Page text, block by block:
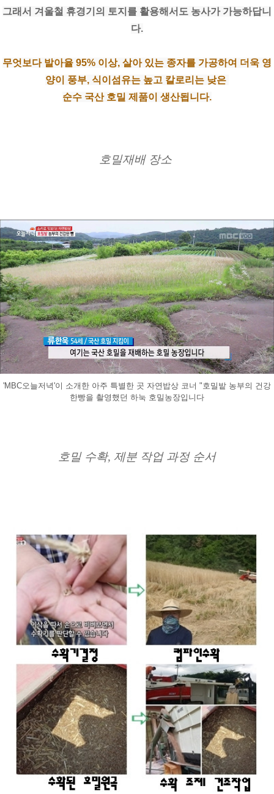
그래서 겨울철 휴경기의 토지를 활용해서도 농사가 가능하답니
다.
무엇보다 발아율 95% 이상, 살아 있는 종자를 가공하여 더욱 영
양이 풍부, 식이섬유는 높고 칼로리는 낮은
순수 국산 호밀 제품이 생산됩니다.
호밀재배 장소
'MBC오늘저녁'이 소개한 아주 특별한 곳 자연밥상 코너 "호밀밭 농부의 건강
한빵을 촬영했던 하눅 호밀농장입니다
호밀 수확, 제분 작업 과정 순서